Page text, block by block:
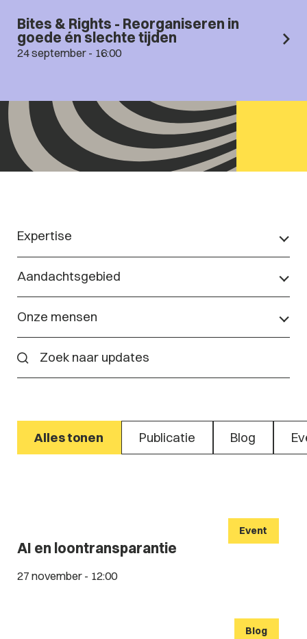
Bites & Rights - Reorganiseren in
goede én slechte tijden
24 september - 16:00
Expertise
Aandachtsgebied
Onze mensen
Alles tonen Publicatie Blog
AI en loontransparantie
27 november - 12:00
Event
Blog